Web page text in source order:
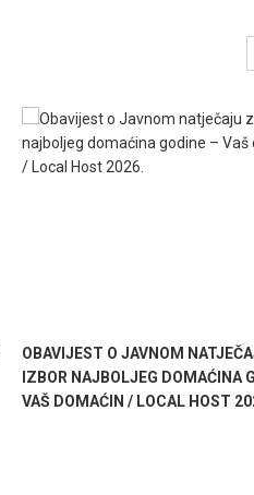
OBAVIJEST O JAVNOM
IZBOR NAJBOLJEG DOMAĆINA
VAŠ DOMAĆIN / LOCAL HOST